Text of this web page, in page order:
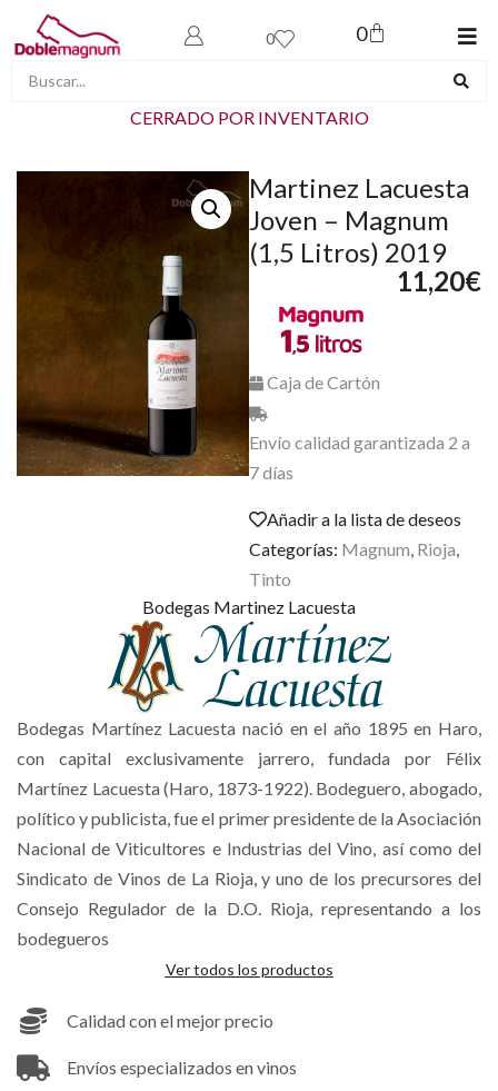
0 0
CERRADO POR INVENTARIO
Martinez Lacuesta
Joven – Magnum
(1,5 Litros) 2019
11,20€
Caja de Cartón
Envío calidad garantizada 2 a
7 días
Añadir a la lista de deseos
Categorías: Magnum, Rioja,
Tinto
Bodegas Martinez Lacuesta
Bodegas Martínez Lacuesta nació en el año 1895 en Haro,
con capital exclusivamente jarrero, fundada por Félix
Martínez Lacuesta (Haro, 1873-1922). Bodeguero, abogado,
político y publicista, fue el primer presidente de la Asociación
Nacional de Viticultores e Industrias del Vino, así como del
Sindicato de Vinos de La Rioja, y uno de los precursores del
Consejo Regulador de la D.O. Rioja, representando a los
bodegueros
Ver todos los productos
Calidad con el mejor precio
Envíos especializados en vinos